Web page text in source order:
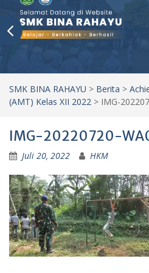
SMK BINA RAHAYU > Berita >
(AMT) Kelas XII 2022 > IMG-
IMG-20220720-
Juli 20, 2022 HKM